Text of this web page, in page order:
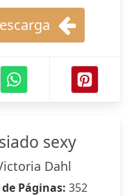
sexy
Dahl
Páginas: 352